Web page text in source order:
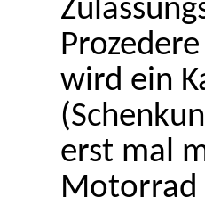
wird ein
erst mal
Motorrad